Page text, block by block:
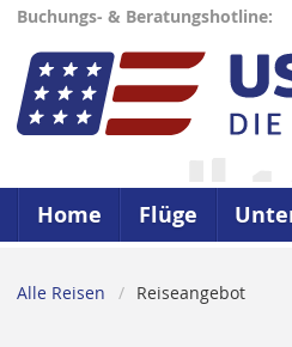
Buchungs- & Beratungshotline:
Home Flüge
Alle Reisen Reiseangebot